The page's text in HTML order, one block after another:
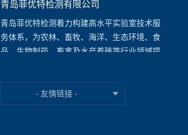
青岛菲优特检测有限公司
青岛菲优特检测着力构建高水平实验室技术服
务体系，为农林、畜牧、海洋、生态环境、食
品、生物制药、畜禽及水产养殖等行业领域提
学(短链脂肪酸/氨基酸分析)、环境检测(水质/土
壤/沉积物)、食品营养分析(糖类/风味物质)、植
- 友情链接 -